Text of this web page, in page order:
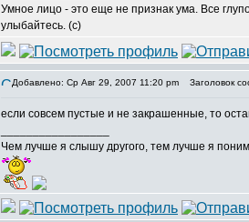
Умное лицо - это еще не признак ума. Все
улыбайтесь. (с)
Добавлено: Ср Авг 29, 2007 11:20 pm Заголовок
если совсем пустые и не закрашенные, то
Чем лучше я слышу другого, тем лучше я